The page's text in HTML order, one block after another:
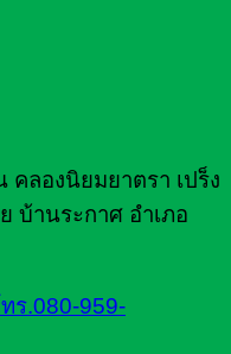
ลองนิยมยาตรา เปร็ง
บ้านระกาศ อำเภอ
ร.080-959-